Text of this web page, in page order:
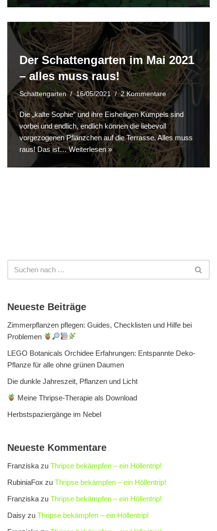
Der Schattengarten im Mai 2021
– alles muss raus!
Schattengarten 16/05/2021 2 Kommentare
Die „kalte Sophie“ und ihre Eisheiligen Kumpels sind
vorbei und endlich, endlich können die liebevoll
vorgezogenen Pflänzchen auf die Terrasse. Alles muss
raus! Das ist…Weiterlesen »
Neueste Beiträge
Zimmerpflanzen pflegen: Guides, Checklisten und Hilfe bei
Problemen
LEGO Botanicals Orchidee Erfahrungen: Entspannte Deko-
Pflanze für alle ohne grünen Daumen
Die dunkle Jahreszeit, Pflanzen und Licht
Meine Thripse-Therapie als Download
Herbstspaziergänge im Nebel
Neueste Kommentare
Franziska zu Thripse bekämpfen – ein Höllentrip!
RubiniaFox zu Thripse bekämpfen – ein Höllentrip!
Franziska zu Thripse bekämpfen – ein Höllentrip!
Daisy zu Thripse bekämpfen – ein Höllentrip!